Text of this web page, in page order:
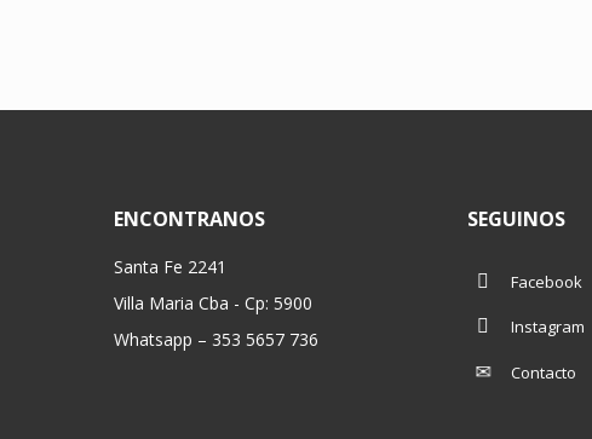
ENCONTRANOS
Santa Fe 2241
Villa Maria Cba - Cp: 5900
Whatsapp – 353 5657 736
SEGUINOS
Facebook
Instagram
Contacto